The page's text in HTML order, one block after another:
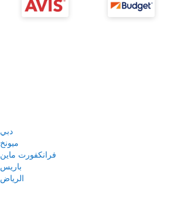
دبي
ميونخ
فرانكفورت ماين
باريس
الرياض